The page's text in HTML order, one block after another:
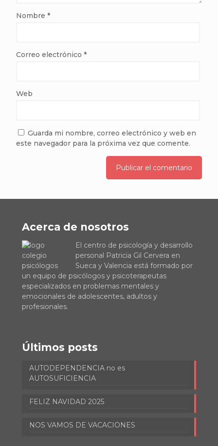
Nombre *
Correo electrónico *
Web
Guarda mi nombre, correo electrónico y web en
este navegador para la próxima vez que comente.
Acerca de nosotros
El centro de psicología y desarrollo
personal Patricia Gil Cervera en
Sueca y Valencia está formado por
un equipo de psicólogos y psicoterapeutas
especializados en problemas mentales y
emocionales de adolescentes, adultos y
profesionales.
Últimos posts
AUTODEPENDENCIA no es
AUTOSUFICIENCIA
FELIZ NAVIDAD 2025
NOS VAMOS DE VACACIONES